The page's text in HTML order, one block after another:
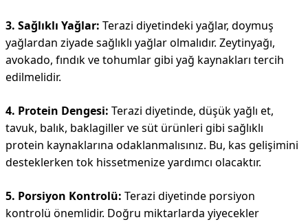
3. Sağlıklı Yağlar: Terazi diyetindeki yağlar, doymuş
yağlardan ziyade sağlıklı yağlar olmalıdır. Zeytinyağı,
avokado, fındık ve tohumlar gibi yağ kaynakları tercih
edilmelidir.
4. Protein Dengesi: Terazi diyetinde, düşük yağlı et,
tavuk, balık, baklagiller ve süt ürünleri gibi sağlıklı
protein kaynaklarına odaklanmalısınız. Bu, kas gelişimini
desteklerken tok hissetmenize yardımcı olacaktır.
5. Porsiyon Kontrolü: Terazi diyetinde porsiyon
kontrolü önemlidir. Doğru miktarlarda yiyecekler